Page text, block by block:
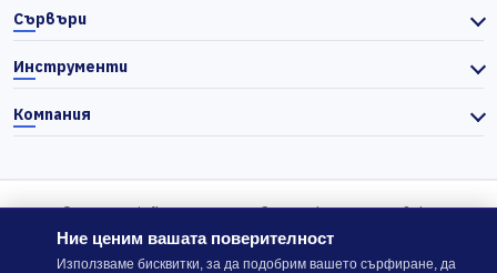
Сървъри
Инструменти
Компания
© 2026 Actiefhost. Съгласно българското търговско
законодателство цените в сайта се показват без ДДС, а ДДС се
изчислява отделно при завършване на поръчката, когато е
Ние ценим вашата поверителност
Използваме бисквитки, за да подобрим вашето сърфиране, да